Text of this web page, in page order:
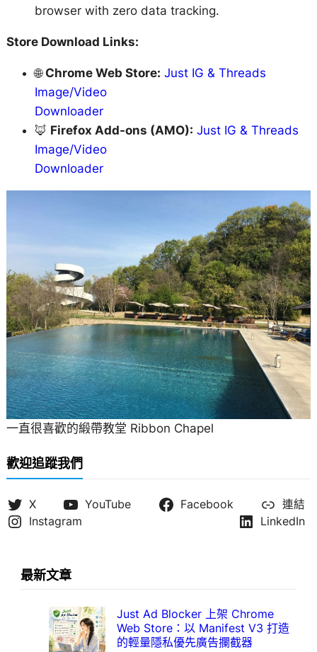
browser with zero data tracking.
Store Download Links:
🌐Chrome Web Store: Just IG & Threads
Image/Video
Downloader
🦊 Firefox Add-ons (AMO): Just IG & Threads
Image/Video
Downloader
一直很喜歡的緞帶教堂 Ribbon Chapel
歡迎追蹤我們
X YouTube Facebook
連結
Instagram
LinkedIn
最新文章
Just Ad Blocker 上架 Chrome
Web Store：以 Manifest V3 打造
的輕量隱私優先廣告攔截器